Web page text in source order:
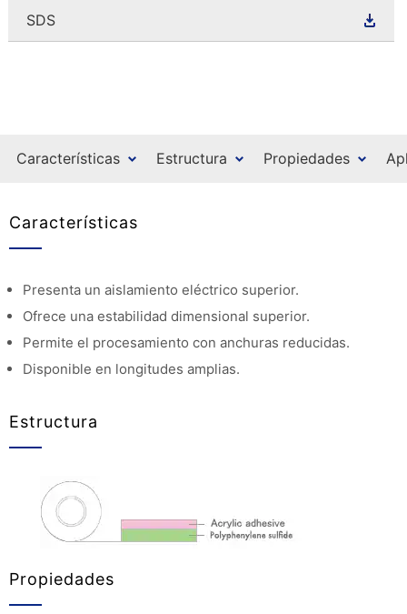
SDS
Características Estructura Propiedades
Características
Presenta un aislamiento eléctrico superior.
Ofrece una estabilidad dimensional superior.
Permite el procesamiento con anchuras reducidas.
Disponible en longitudes amplias.
Estructura
Propiedades